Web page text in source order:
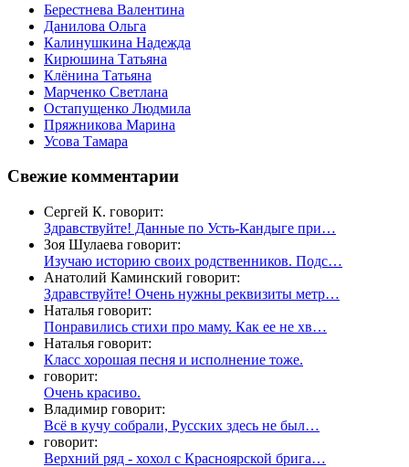
Берестнева Валентина
Данилова Ольга
Калинушкина Надежда
Кирюшина Татьяна
Клёнина Татьяна
Марченко Светлана
Остапущенко Людмила
Пряжникова Марина
Усова Тамара
Свежие комментарии
Сергей К. говорит:
Здравствуйте! Данные по Усть-Кандыге при…
Зоя Шулаева говорит:
Изучаю историю своих родственников. Подс…
Анатолий Каминский говорит:
Здравствуйте! Очень нужны реквизиты метр…
Наталья говорит:
Понравились стихи про маму. Как ее не хв…
Наталья говорит:
Класс хорошая песня и исполнение тоже.
говорит:
Очень красиво.
Владимир говорит:
Всё в кучу собрали, Русских здесь не был…
говорит:
Верхний ряд - хохол с Красноярской брига…